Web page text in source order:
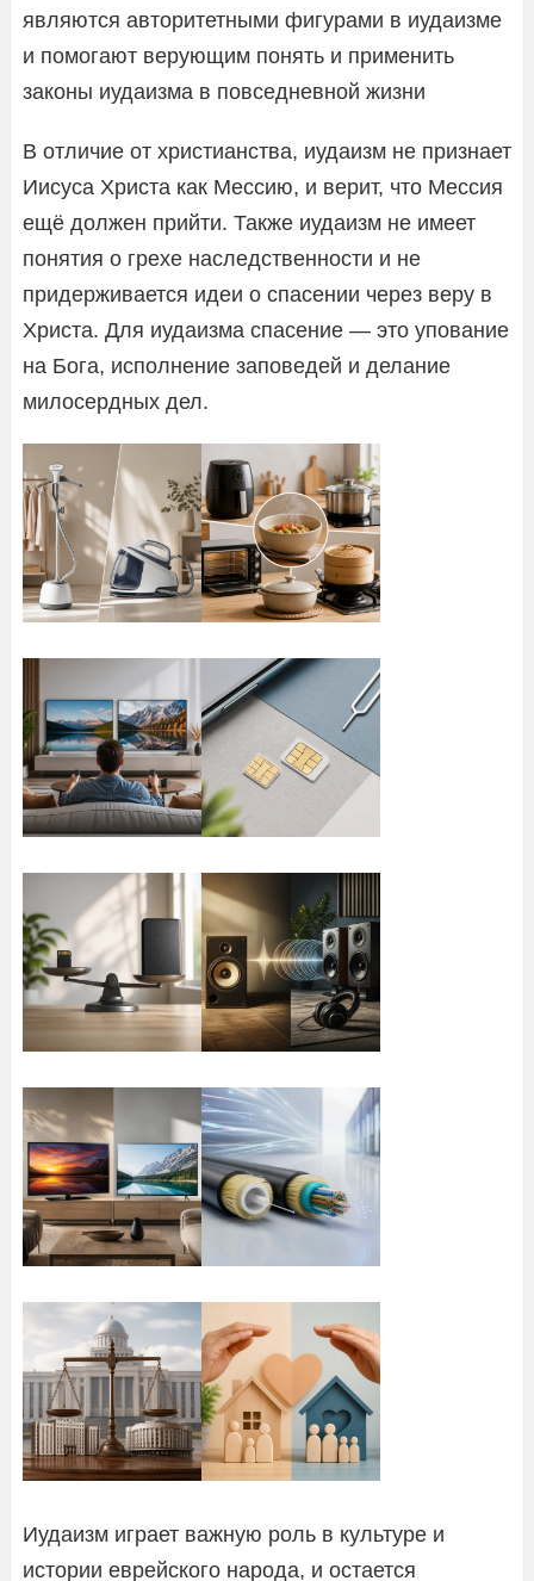
являются авторитетными фигурами в иудаизме
и помогают верующим понять и применить
законы иудаизма в повседневной жизни
В отличие от христианства, иудаизм не признает
Иисуса Христа как Мессию, и верит, что Мессия
ещё должен прийти. Также иудаизм не имеет
понятия о грехе наследственности и не
придерживается идеи о спасении через веру в
Христа. Для иудаизма спасение — это упование
на Бога, исполнение заповедей и делание
милосердных дел.
Иудаизм играет важную роль в культуре и
истории еврейского народа, и остается